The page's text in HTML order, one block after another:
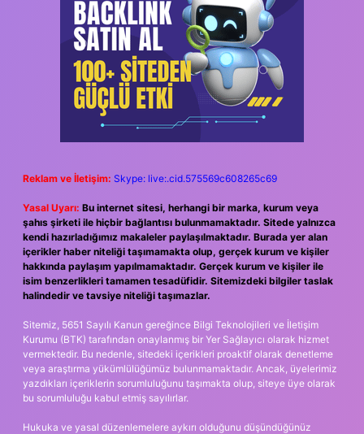
Reklam ve İletişim: Skype: live:.cid.575569c608265c69
Yasal Uyarı: Bu internet sitesi, herhangi bir marka, kurum veya
şahıs şirketi ile hiçbir bağlantısı bulunmamaktadır. Sitede yalnızca
kendi hazırladığımız makaleler paylaşılmaktadır. Burada yer alan
içerikler haber niteliği taşımamakta olup, gerçek kurum ve kişiler
hakkında paylaşım yapılmamaktadır. Gerçek kurum ve kişiler ile
isim benzerlikleri tamamen tesadüfidir. Sitemizdeki bilgiler taslak
halindedir ve tavsiye niteliği taşımazlar.
Sitemiz, 5651 Sayılı Kanun gereğince Bilgi Teknolojileri ve İletişim
Kurumu (BTK) tarafından onaylanmış bir Yer Sağlayıcı olarak hizmet
vermektedir. Bu nedenle, sitedeki içerikleri proaktif olarak denetleme
veya araştırma yükümlülüğümüz bulunmamaktadır. Ancak, üyelerimiz
yazdıkları içeriklerin sorumluluğunu taşımakta olup, siteye üye olarak
bu sorumluluğu kabul etmiş sayılırlar.
Hukuka ve yasal düzenlemelere aykırı olduğunu düşündüğünüz